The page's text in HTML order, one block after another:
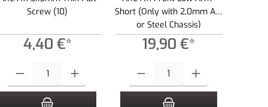
Screw (10)
4,40 €*
Short (Only with 2,0mm Alu
or Steel Chassis)
19,90 €*